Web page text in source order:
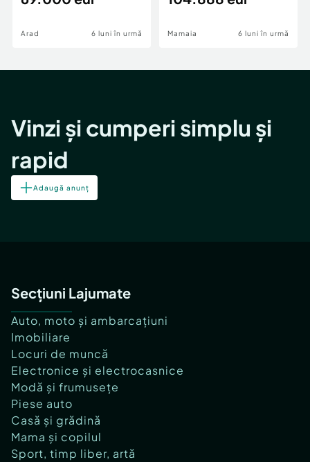
Arad 6 luni în urmă Mamaia 6 luni în urmă
Vinzi și cumperi simplu și
rapid
Adaugă anunț
Secțiuni Lajumate
Auto, moto și ambarcațiuni
Imobiliare
Locuri de muncă
Electronice și electrocasnice
Modă și frumusețe
Piese auto
Casă și grădină
Mama și copilul
Sport, timp liber, artă